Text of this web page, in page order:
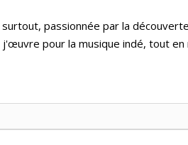
passionnée par la
j'œuvre pour la musique indé, tout